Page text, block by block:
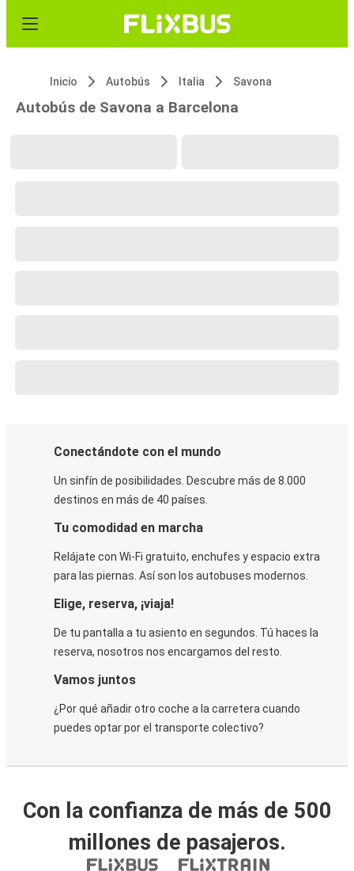
Inicio Autobús Italia Savona
Autobús de Savona a Barcelona
Conectándote con el mundo
Un sinfín de posibilidades. Descubre más de 8.000
destinos en más de 40 países.
Tu comodidad en marcha
Relájate con Wi-Fi gratuito, enchufes y espacio extra
para las piernas. Así son los autobuses modernos.
Elige, reserva, ¡viaja!
De tu pantalla a tu asiento en segundos. Tú haces la
reserva, nosotros nos encargamos del resto.
Vamos juntos
¿Por qué añadir otro coche a la carretera cuando
puedes optar por el transporte colectivo?
Con la confianza de más de 500
millones de pasajeros.